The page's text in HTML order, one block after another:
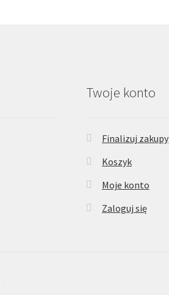
Twoje konto
Finalizuj zakupy
Koszyk
Moje konto
Zaloguj się